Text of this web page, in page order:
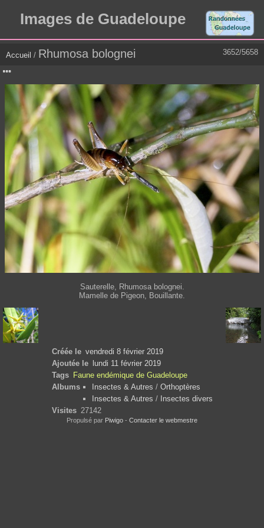
Images de Guadeloupe
3652/5658
Accueil / Rhumosa bolognei
Sauterelle, Rhumosa bolognei.
Mamelle de Pigeon, Bouillante.
Créée le vendredi 8 février 2019
Ajoutée le
lundi 11 février 2019
Tags Faune endémique de Guadeloupe
Albums
Insectes & Autres / Orthoptères
Insectes & Autres / Insectes divers
Visites 27142
Propulsé par Piwigo - Contacter le webmestre